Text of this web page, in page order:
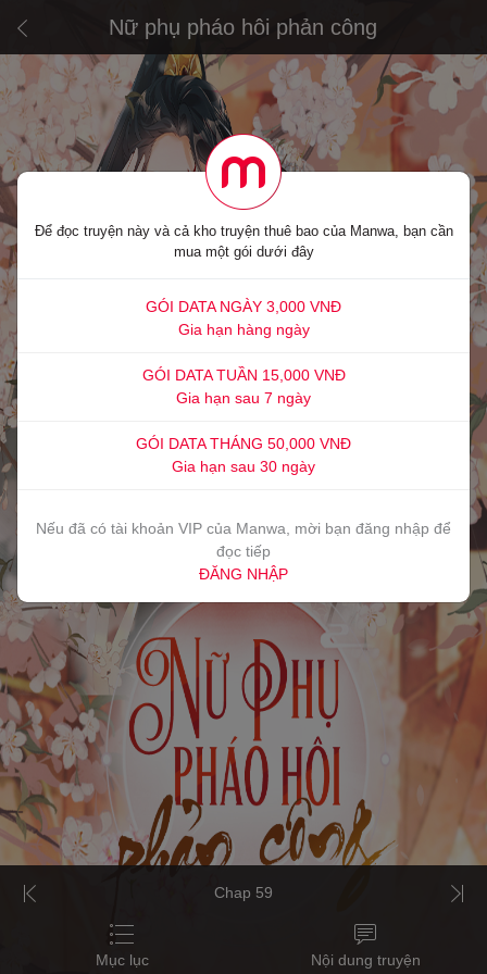
Nữ phụ pháo hôi phản công
Chap 59
Mục lục Nội dung truyện
Để đọc truyện này và cả kho truyện thuê bao của Manwa, bạn cần
mua một gói dưới đây
GÓI DATA NGÀY 3,000 VNĐ
Gia hạn hàng ngày
GÓI DATA TUẦN 15,000 VNĐ
Gia hạn sau 7 ngày
GÓI DATA THÁNG 50,000 VNĐ
Gia hạn sau 30 ngày
Nếu đã có tài khoản VIP của Manwa, mời bạn đăng nhập để
đọc tiếp
ĐĂNG NHẬP